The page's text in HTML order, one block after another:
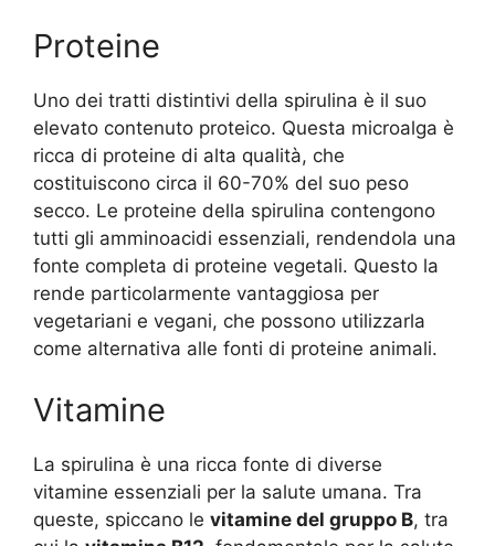
Proteine
Uno dei tratti distintivi della spirulina è il suo
elevato contenuto proteico. Questa microalga è
ricca di proteine di alta qualità, che
costituiscono circa il 60-70% del suo peso
secco. Le proteine della spirulina contengono
tutti gli amminoacidi essenziali, rendendola una
fonte completa di proteine vegetali. Questo la
rende particolarmente vantaggiosa per
vegetariani e vegani, che possono utilizzarla
come alternativa alle fonti di proteine animali.
Vitamine
La spirulina è una ricca fonte di diverse
vitamine essenziali per la salute umana. Tra
queste, spiccano le vitamine del gruppo B, tra